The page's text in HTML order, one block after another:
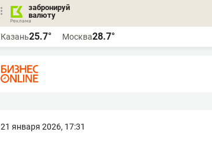
забронируй
валюту
Казань25.7° Москва28.7°
21 января 2026, 17:31